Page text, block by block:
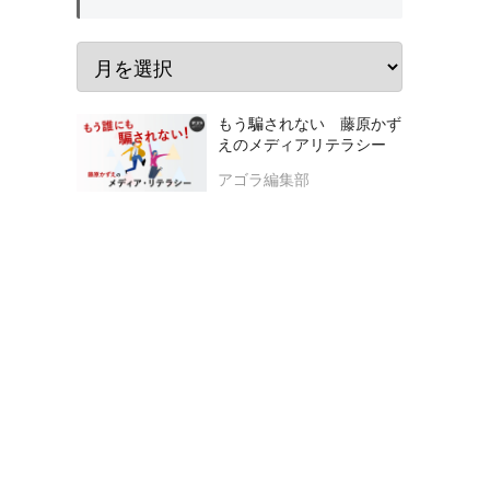
もう騙されない 藤原かず
えのメディアリテラシー
アゴラ編集部